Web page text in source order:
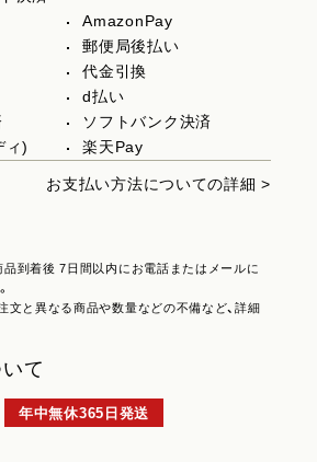
AmazonPay
郵便局後払い
代金引換
d払い
ソフトバンク決済
ィ)
楽天Pay
お支払い方法についての詳細 >
到着後 7日間以内にお電話またはメールに
注文と異なる商品や数量などの不備など、詳細
て
年中無休365日発送